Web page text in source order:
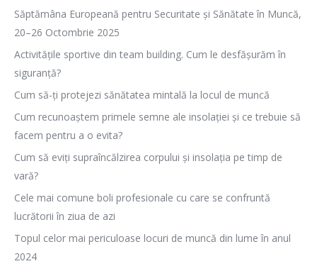
Săptămâna Europeană pentru Securitate și Sănătate în Muncă,
20–26 Octombrie 2025
Activitățile sportive din team building. Cum le desfășurăm în
siguranță?
Cum să-ți protejezi sănătatea mintală la locul de muncă
Cum recunoaștem primele semne ale insolației și ce trebuie să
facem pentru a o evita?
Cum să eviți supraîncălzirea corpului și insolația pe timp de
vară?
Cele mai comune boli profesionale cu care se confruntă
lucrătorii în ziua de azi
Topul celor mai periculoase locuri de muncă din lume în anul
2024